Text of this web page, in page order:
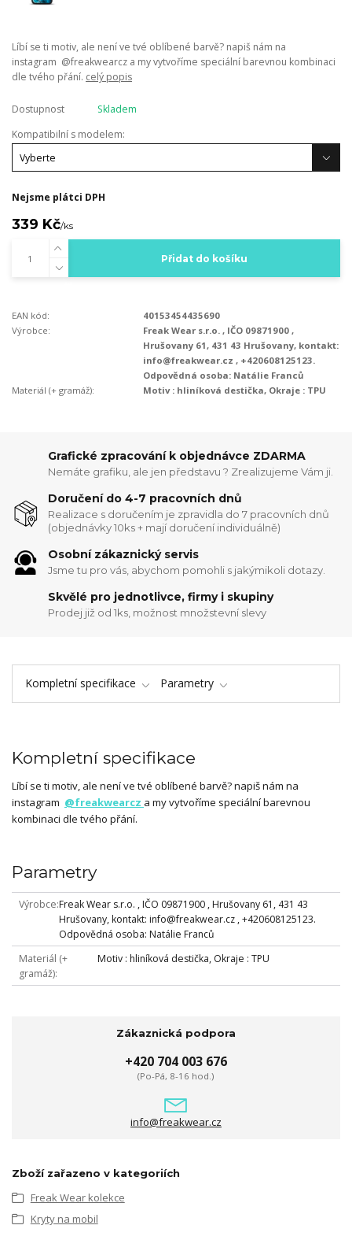
Líbí se ti motiv, ale není ve tvé oblíbené barvě? napiš nám na
instagram @freakwearcz a my vytvoříme speciální barevnou kombinaci
dle tvého přání. celý popis
Dostupnost
Skladem
Kompatibilní s modelem:
Nejsme plátci DPH
339 Kč/ks
Přidat do košíku
EAN kód:
40153454435690
Výrobce:
Freak Wear s.r.o. , IČO 09871900 ,
Hrušovany 61, 431 43 Hrušovany, kontakt:
info@freakwear.cz , +420608125123.
Odpovědná osoba: Natálie Franců
Materiál (+ gramáž):
Motiv : hliníková destička, Okraje : TPU
Grafické zpracování k objednávce ZDARMA
Nemáte grafiku, ale jen představu ? Zrealizujeme Vám ji.
Doručení do 4-7 pracovních dnů
Realizace s doručením je zpravidla do 7 pracovních dnů
(objednávky 10ks + mají doručení individuálně)
Osobní zákaznický servis
Jsme tu pro vás, abychom pomohli s jakýmikoli dotazy.
Skvělé pro jednotlivce, firmy i skupiny
Prodej již od 1ks, možnost množstevní slevy
Kompletní specifikace Parametry
Kompletní specifikace
Líbí se ti motiv, ale není ve tvé oblíbené barvě? napiš nám na
instagram @freakwearcz a my vytvoříme speciální barevnou
kombinaci dle tvého přání.
Parametry
Výrobce Freak Wear s.r.o. , IČO 09871900 , Hrušovany 61, 431 43
Hrušovany, kontakt: info@freakwear.cz , +420608125123.
Odpovědná osoba: Natálie Franců
Materiál (+
gramáž)
Motiv : hliníková destička, Okraje : TPU
Zákaznická podpora
+420 704 003 676
(Po-Pá, 8-16 hod.)
info@freakwear.cz
Zboží zařazeno v kategoriích
Freak Wear kolekce
Kryty na mobil